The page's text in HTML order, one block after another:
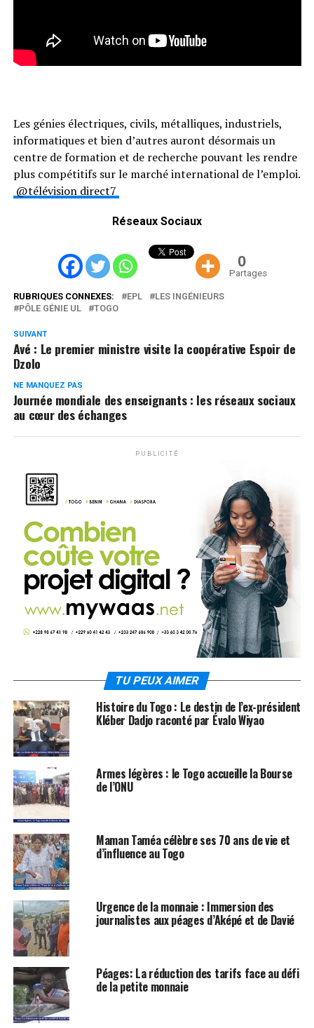
Les génies électriques, civils, métalliques, industriels,
informatiques et bien d’autres auront désormais un
centre de formation et de recherche pouvant les rendre
plus compétitifs sur le marché international de l’emploi.
@télévision direct7
Réseaux Sociaux
0
Partages
RUBRIQUES CONNEXES: EPL
LES INGÉNIEURS
PÔLE GÉNIE UL
TOGO
SUIVANT
Avé : Le premier ministre visite la coopérative Espoir de
Dzolo
NE MANQUEZ PAS
Journée mondiale des enseignants : les réseaux sociaux
au cœur des échanges
PUBLICITÉ
TU PEUX AIMER
Histoire du Togo : Le destin de l’ex-président
Kléber Dadjo raconté par Évalo Wiyao
Armes légères : le Togo accueille la Bourse
de l’ONU
Maman Taméa célèbre ses 70 ans de vie et
d’influence au Togo
Urgence de la monnaie : Immersion des
journalistes aux péages d’Aképé et de Davié
Péages: La réduction des tarifs face au défi
de la petite monnaie